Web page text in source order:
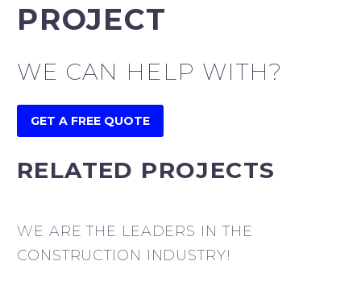
PROJECT
WE CAN HELP WITH?
GET A FREE QUOTE
RELATED PROJECTS
WE ARE THE LEADERS IN THE
CONSTRUCTION INDUSTRY!